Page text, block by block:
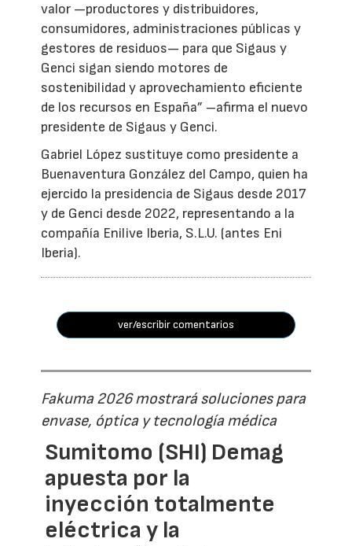
valor —productores y distribuidores,
consumidores, administraciones públicas y
gestores de residuos— para que Sigaus y
Genci sigan siendo motores de
sostenibilidad y aprovechamiento eficiente
de los recursos en España” –afirma el nuevo
presidente de Sigaus y Genci.
Gabriel López sustituye como presidente a
Buenaventura González del Campo, quien ha
ejercido la presidencia de Sigaus desde 2017
y de Genci desde 2022, representando a la
compañía Enilive Iberia, S.L.U. (antes Eni
Iberia).
ver/escribir comentarios
Fakuma 2026 mostrará soluciones para
envase, óptica y tecnología médica
Sumitomo (SHI) Demag
apuesta por la
inyección totalmente
eléctrica y la